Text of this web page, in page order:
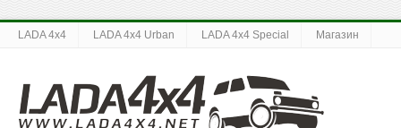
LADA 4x4 LADA 4x4 Urban LADA 4x4 Special Магазин